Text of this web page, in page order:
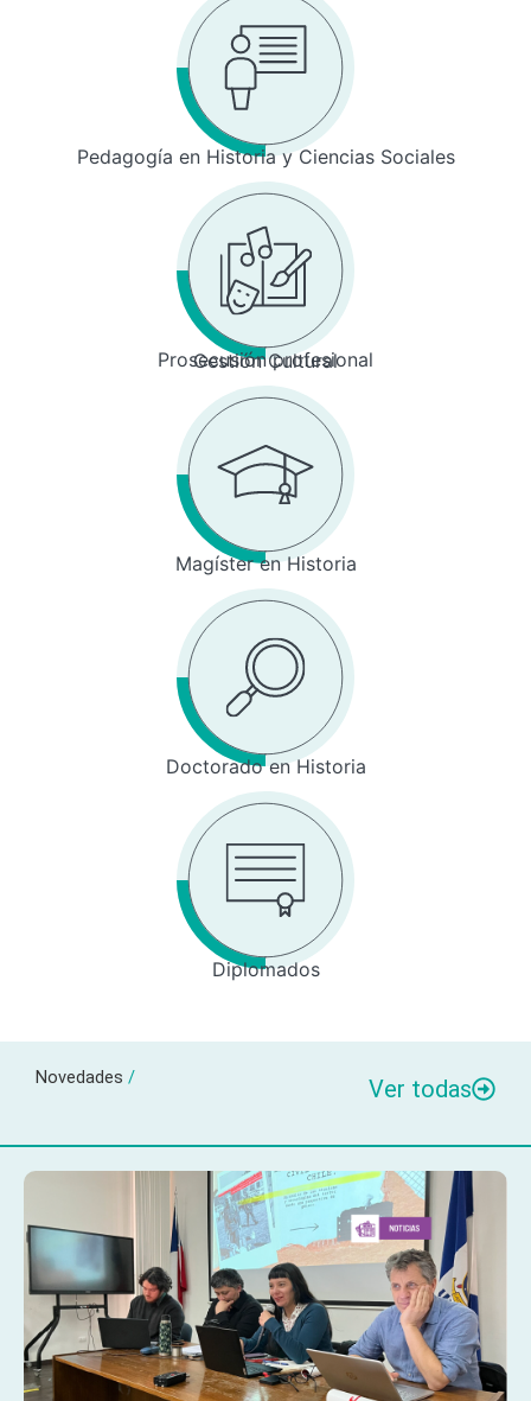
Pedagogía en Historia y Ciencias Sociales
Prosecusión profesional
Gestión Cultural
Magíster en Historia
Doctorado en Historia
Diplomados
Novedades / Ver todas